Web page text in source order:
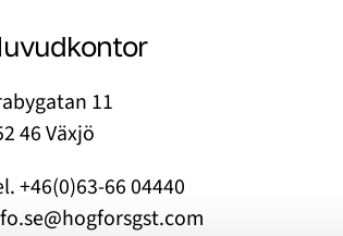
11
46 Växjö
+46(0)63-66 04440